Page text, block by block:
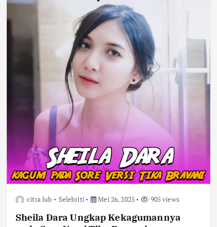
citra lub Selebriti Mei 26, 2025 905 views
Sheila Dara Ungkap Kekagumannya